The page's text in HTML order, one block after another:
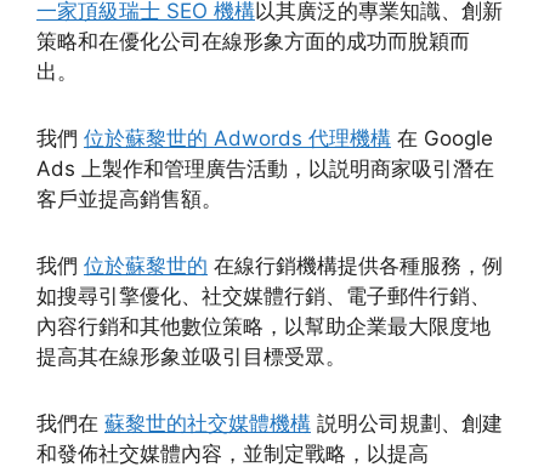
一家頂級瑞士 SEO 機構以其廣泛的專業知識、創新
策略和在優化公司在線形象方面的成功而脫穎而
出。
我們 位於蘇黎世的 Adwords 代理機構 在 Google
Ads 上製作和管理廣告活動，以説明商家吸引潛在
客戶並提高銷售額。
我們 位於蘇黎世的 在線行銷機構提供各種服務，例
如搜尋引擎優化、社交媒體行銷、電子郵件行銷、
內容行銷和其他數位策略，以幫助企業最大限度地
提高其在線形象並吸引目標受眾。
我們在 蘇黎世的社交媒體機構 説明公司規劃、創建
和發佈社交媒體內容，並制定戰略，以提高